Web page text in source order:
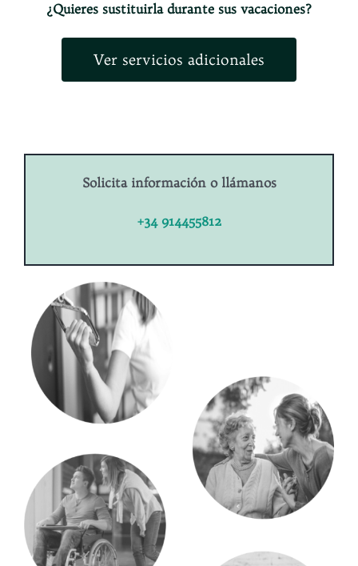
¿Quieres sustituirla durante sus vacaciones?
Ver servicios adicionales
Solicita información o llámanos
+34 914455812